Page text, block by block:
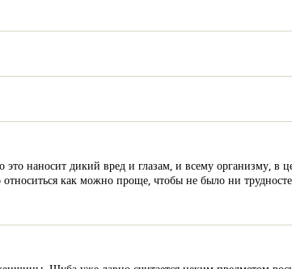
наносит дикий вред и глазам, и всему организму, в
как можно проще, чтобы не было ни